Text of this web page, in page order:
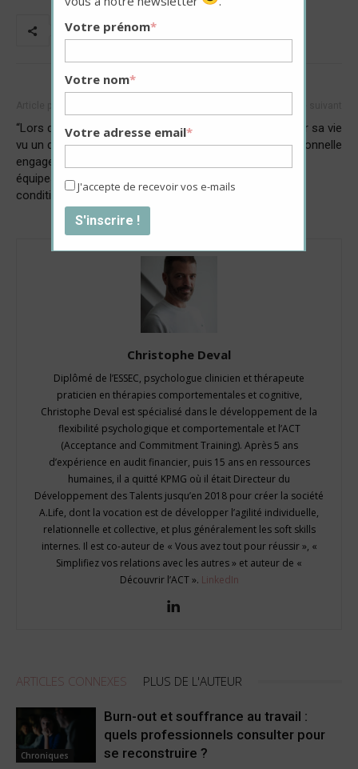
“Lors de la crise sanitaire, j’ai
vu un dévouement et un
engagement incroyables, des
équipes soudées malgré les
conditions difficiles”
Réenchanter sa vie
professionnelle
Christophe Deval
Diplômé de l’ESSEC, psychologue clinicien et thérapeute
praticien en thérapies comportementales et cognitive,
Christophe Deval est spécialisé dans le développement de la
flexibilité psychologique et comportementale et l’ACT
(Acceptance and Commitment Training). Après 5 ans
d’expérience en audit financier, puis 15 ans en ressources
humaines, il a quitté KPMG où il était Directeur du
Développement des Talents jusqu’en 2018 pour créer la société
A.Life, dont la vocation est de développer l’agilité individuelle,
relationnelle et collective, et plus généralement les soft skills
internes. Il est co-auteur de « Vous avez tout pour réussir », «
Simplifiez vos relations avec les autres » et auteur de «
Découvrir l’ACT ». LinkedIn
ARTICLES CONNEXES PLUS DE L'AUTEUR
Chroniques
Burn-out et souffrance au travail :
quels professionnels consulter pour
se reconstruire ?
Votre prénom*
Votre nom*
Votre adresse email*
J'accepte de recevoir vos e-mails